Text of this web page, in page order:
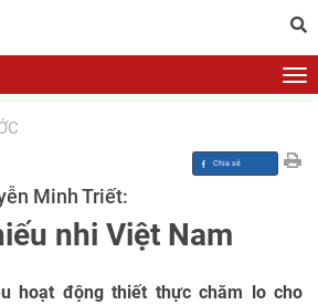
Minh Triết:
nhi Việt Nam
hoạt động thiết thực chăm lo cho